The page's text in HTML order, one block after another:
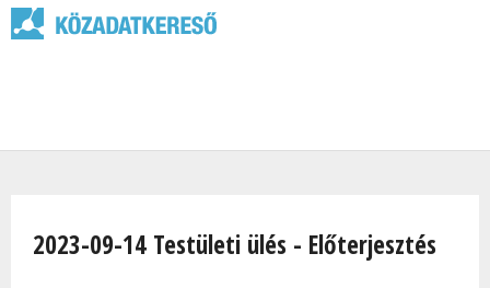
2023-09-14 Testületi ülés - Előterjesztés